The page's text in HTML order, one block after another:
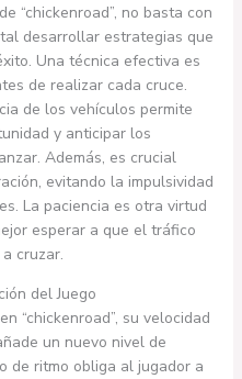
“chickenroad”, no basta con
desarrollar estrategias que
Una técnica efectiva es
de realizar cada cruce.
de los vehículos permite
y anticipar los
Además, es crucial
evitando la impulsividad
La paciencia es otra virtud
esperar a que el tráfico
cruzar.
del Juego
“chickenroad”, su velocidad
un nuevo nivel de
de ritmo obliga al jugador a